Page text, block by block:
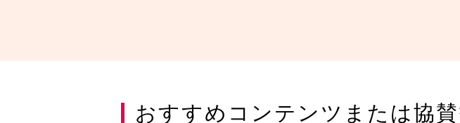
おすすめコンテンツまたは協